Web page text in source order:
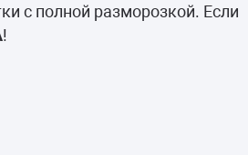
с полной разморозкой. Если
!